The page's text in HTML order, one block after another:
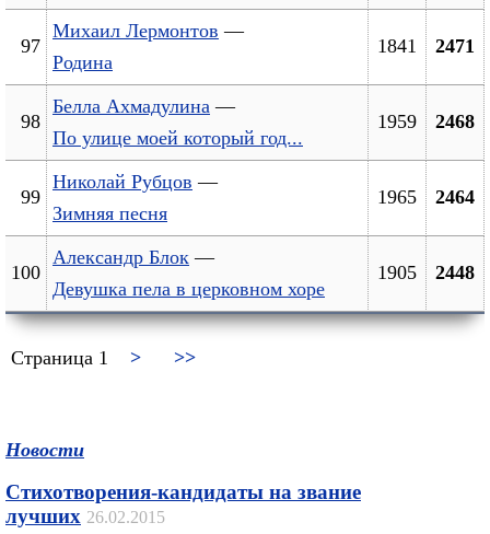
97
Михаил Лермонтов —
Родина
1841 2471
98
Белла Ахмадулина —
По улице моей который год...
1959 2468
99
Николай Рубцов —
Зимняя песня
1965 2464
100
Александр Блок —
Девушка пела в церковном хоре
1905 2448
Страница 1 > >>
Новости
Стихотворения-кандидаты на звание
лучших 26.02.2015